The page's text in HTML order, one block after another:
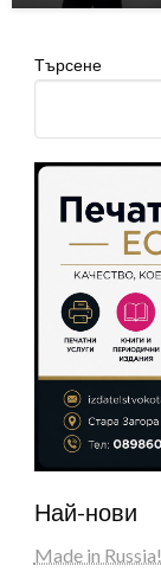
Търсене
Най-нови
Made in